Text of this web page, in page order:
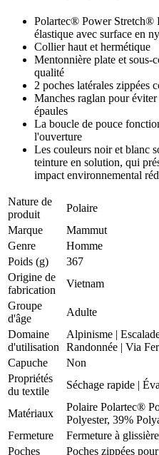
Polartec® Power Stretch®
élastique avec surface en
Collier haut et hermétique
Mentonnière plate et sous-
qualité
2 poches latérales zippées
Manches raglan pour
épaules
La boucle de pouce
l'ouverture
Les couleurs noir et blanc
teinture en solution, qui
impact environnemental
Nature de
produit
Polaire
Marque
Mammut
Genre
Homme
Poids (g)
367
Origine de
fabrication
Vietnam
Groupe
d'âge
Adulte
Domaine
d'utilisation
Alpinisme |
Randonnée | Via
Capuche
Non
Propriétés
du textile
Séchage rapide |
Matériaux
Polaire Polartec®
Polyester, 39%
Fermeture
Fermeture à
Poches
Poches zippées